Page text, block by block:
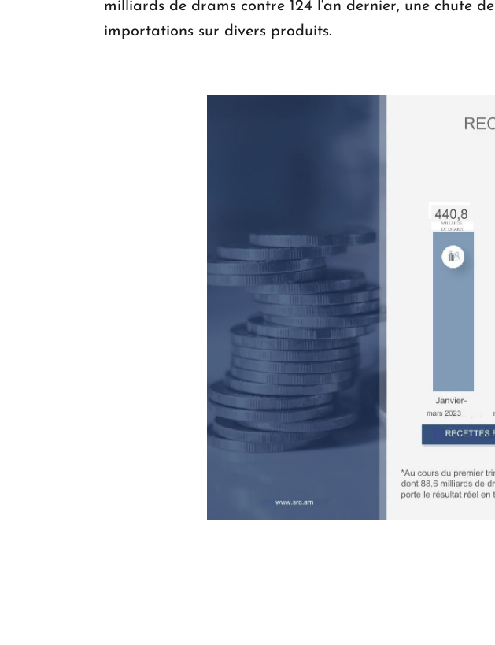
milliards de drams contre 124 l'an dernier, une chute
importations sur divers produits.